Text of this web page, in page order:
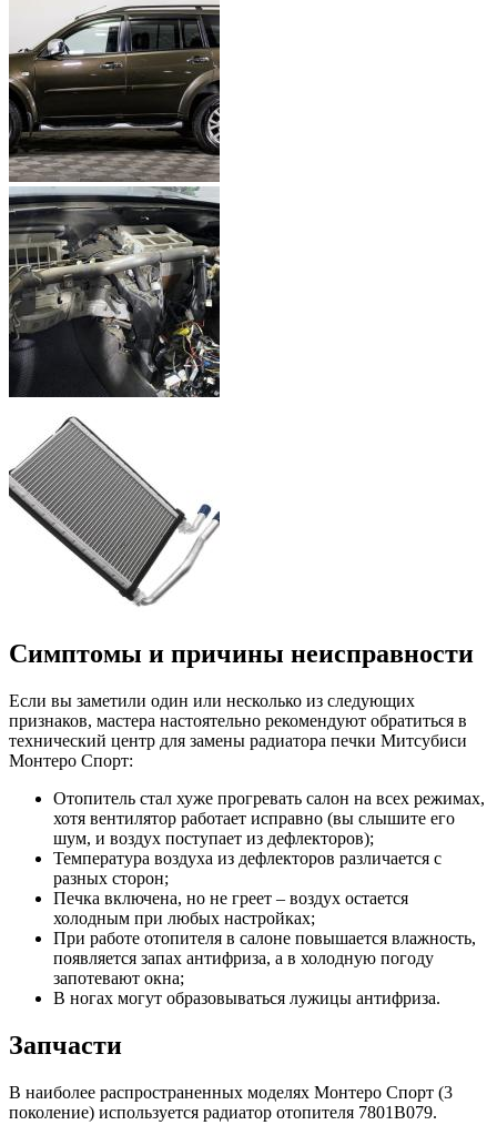
Симптомы и причины неисправности
Если вы заметили один или несколько из следующих
признаков, мастера настоятельно рекомендуют обратиться в
технический центр для замены радиатора печки Митсубиси
Монтеро Спорт:
Отопитель стал хуже прогревать салон на всех режимах,
хотя вентилятор работает исправно (вы слышите его
шум, и воздух поступает из дефлекторов);
Температура воздуха из дефлекторов различается с
разных сторон;
Печка включена, но не греет – воздух остается
холодным при любых настройках;
При работе отопителя в салоне повышается влажность,
появляется запах антифриза, а в холодную погоду
запотевают окна;
В ногах могут образовываться лужицы антифриза.
Запчасти
В наиболее распространенных моделях Монтеро Спорт (3
поколение) используется радиатор отопителя 7801B079.